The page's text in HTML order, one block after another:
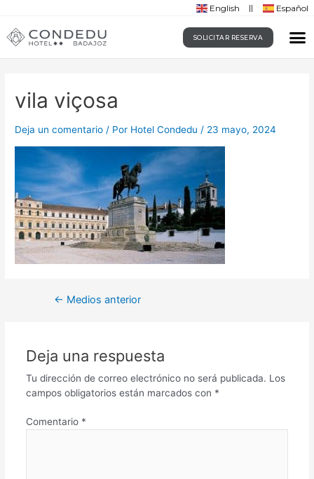
English Español
SOLICITAR RESERVA
vila viçosa
Deja un comentario / Por Hotel Condedu / 23 mayo, 2024
← Medios anterior
Deja una respuesta
Tu dirección de correo electrónico no será publicada. Los
campos obligatorios están marcados con *
Comentario *